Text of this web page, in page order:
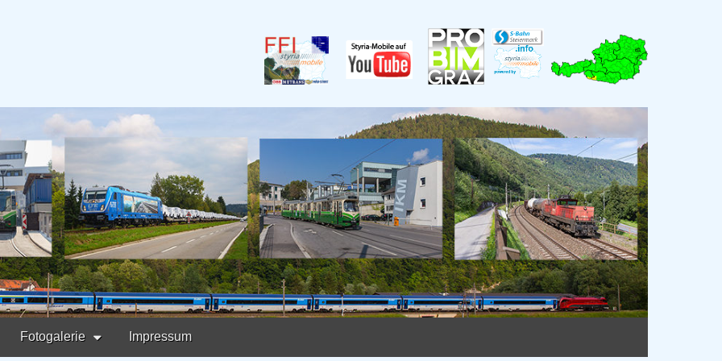
Fotogalerie Impressum